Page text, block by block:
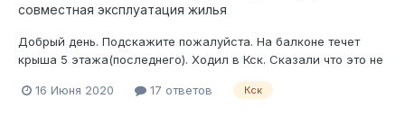
совместная эксплуатация жилья
Добрый день. Подскажите пожалуйста. На балконе течет
крыша 5 этажа(последнего). Ходил в Кск. Сказали что это не
свой счет. В их обязанности входит только подвал сказали.
16 Июня 2020 17 ответов Кск